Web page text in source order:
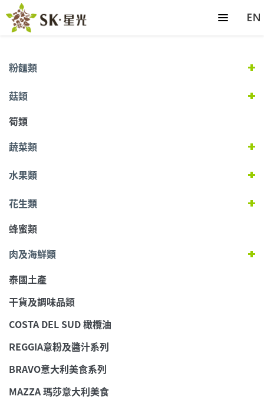
粉麵類
菇類
筍類
蔬菜類
水果類
花生類
蜂蜜類
肉及海鮮類
泰國土產
干貨及調味品類
COSTA DEL SUD 橄欖油
REGGIA意粉及醬汁系列
BRAVO意大利美食系列
MAZZA 瑪莎意大利美食